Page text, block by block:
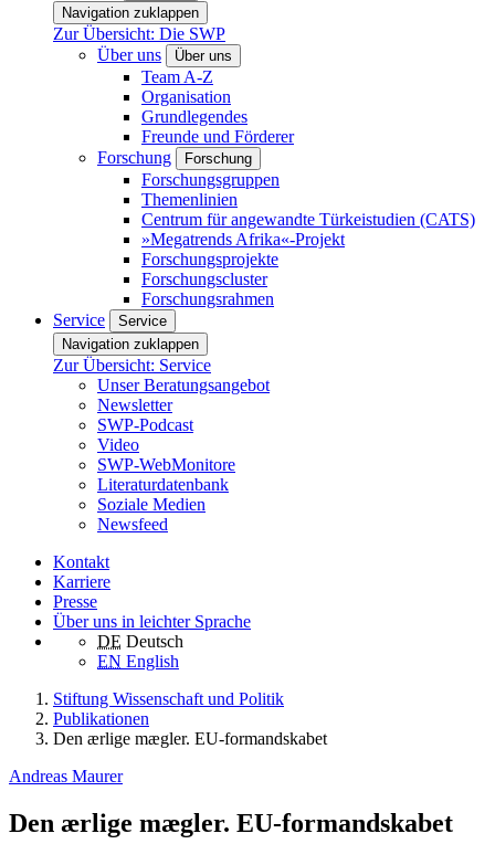
Navigation zuklappen
Zur Übersicht: Die SWP
Über uns
Über uns
Team A-Z
Organisation
Grundlegendes
Freunde und Förderer
Forschung
Forschung
Forschungsgruppen
Themenlinien
Centrum für angewandte Türkeistudien (CATS)
»Megatrends Afrika«-Projekt
Forschungsprojekte
Forschungscluster
Forschungsrahmen
Service
Service
Navigation zuklappen
Zur Übersicht: Service
Unser Beratungsangebot
Newsletter
SWP-Podcast
Video
SWP-WebMonitore
Literaturdatenbank
Soziale Medien
Newsfeed
Kontakt
Karriere
Presse
Über uns in leichter Sprache
DE Deutsch
EN English
Stiftung Wissenschaft und Politik
Publikationen
Den ærlige mægler. EU-formandskabet
Andreas Maurer
Den ærlige mægler. EU-formandskabet